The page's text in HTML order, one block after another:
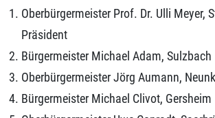
Oberbürgermeister Prof. Dr. Ulli Meyer,
Präsident
Bürgermeister Michael Adam, Sulzbach
Oberbürgermeister Jörg Aumann,
Bürgermeister Michael Clivot, Gersheim